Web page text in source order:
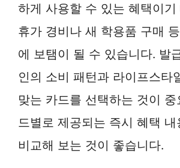
하게 사용할 수 있는 혜택이기
휴가 경비나 새 학용품 구매
에 보탬이 될 수 있습니다. 발
인의 소비 패턴과 라이프스타
맞는 카드를 선택하는 것이
드별로 제공되는 즉시 혜택 내
비교해 보는 것이 좋습니다.